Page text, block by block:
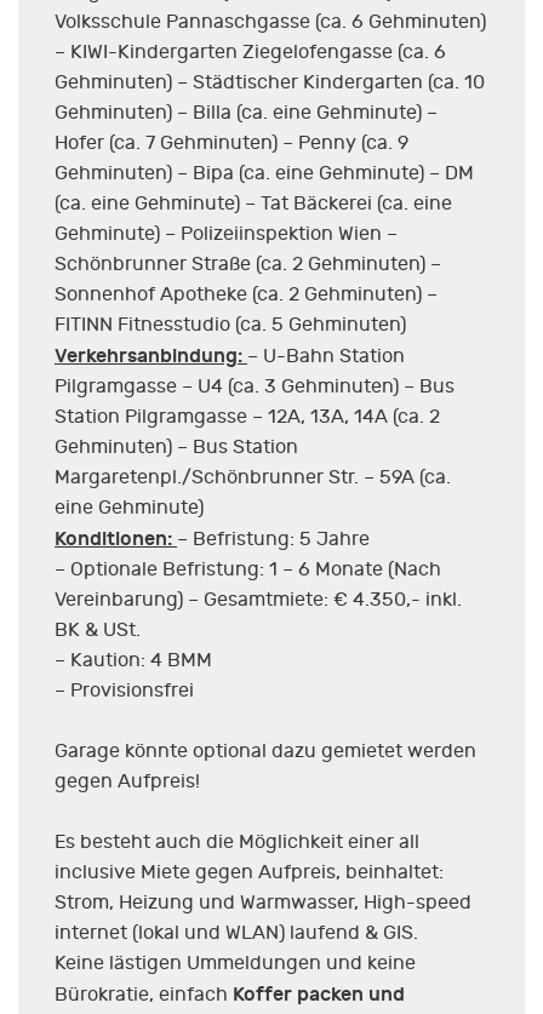
Volksschule Pannaschgasse (ca. 6 Gehminuten)
– KIWI-Kindergarten Ziegelofengasse (ca. 6
Gehminuten) – Städtischer Kindergarten (ca. 10
Gehminuten) – Billa (ca. eine Gehminute) –
Hofer (ca. 7 Gehminuten) – Penny (ca. 9
Gehminuten) – Bipa (ca. eine Gehminute) – DM
(ca. eine Gehminute) – Tat Bäckerei (ca. eine
Gehminute) – Polizeiinspektion Wien –
Schönbrunner Straße (ca. 2 Gehminuten) –
Sonnenhof Apotheke (ca. 2 Gehminuten) –
FITINN Fitnesstudio (ca. 5 Gehminuten)
Verkehrsanbindung: – U-Bahn Station
Pilgramgasse – U4 (ca. 3 Gehminuten) – Bus
Station Pilgramgasse – 12A, 13A, 14A (ca. 2
Gehminuten) – Bus Station
Margaretenpl./Schönbrunner Str. – 59A (ca.
eine Gehminute)
Konditionen: – Befristung: 5 Jahre
– Optionale Befristung: 1 – 6 Monate (Nach
Vereinbarung) – Gesamtmiete: € 4.350,- inkl.
BK & USt.
– Kaution: 4 BMM
– Provisionsfrei
Garage könnte optional dazu gemietet werden
gegen Aufpreis!
Es besteht auch die Möglichkeit einer all
inclusive Miete gegen Aufpreis, beinhaltet:
Strom, Heizung und Warmwasser, High-speed
internet (lokal und WLAN) laufend & GIS.
Keine lästigen Ummeldungen und keine
Bürokratie, einfach Koffer packen und